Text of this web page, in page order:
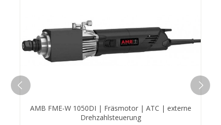
AMB FME-W 1050DI | Fräsmotor | ATC | externe
Drehzahlsteuerung